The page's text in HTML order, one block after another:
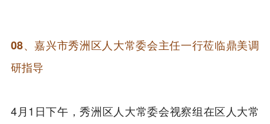
08、嘉兴市秀洲区人大常委会主任一行莅临鼎美调
研指导
4月1日下午，秀洲区人大常委会视察组在区人大常